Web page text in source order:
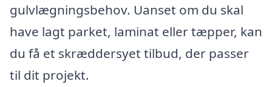
gulvlægningsbehov. Uanset om du skal
have lagt parket, laminat eller tæpper, kan
du få et skræddersyet tilbud, der passer
til dit projekt.